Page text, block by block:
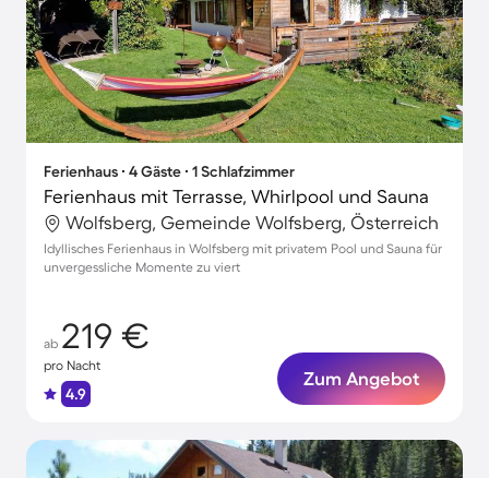
Ferienhaus ∙ 4 Gäste ∙ 1 Schlafzimmer
Ferienhaus mit Terrasse, Whirlpool und Sauna
Wolfsberg, Gemeinde Wolfsberg, Österreich
Idyllisches Ferienhaus in Wolfsberg mit privatem Pool und Sauna für
unvergessliche Momente zu viert
ab 219 €
pro Nacht
4.9
Zum Angebot